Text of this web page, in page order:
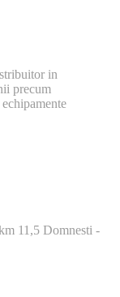
in
precum
11,5 Domnesti -